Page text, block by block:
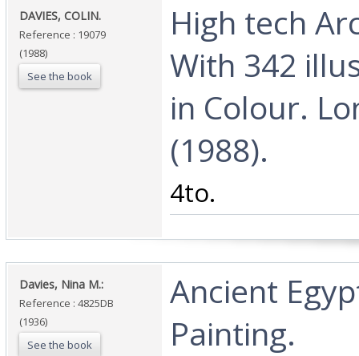
‎DAVIES, COLIN.‎
Reference : 19079
(1988)
See the book
‎High tech
With 342
in Colour.
(1988).‎
‎4to.‎
‎Davies, Nina M.:‎
Reference : 4825DB
(1936)
See the book
‎Ancient
Painting.‎